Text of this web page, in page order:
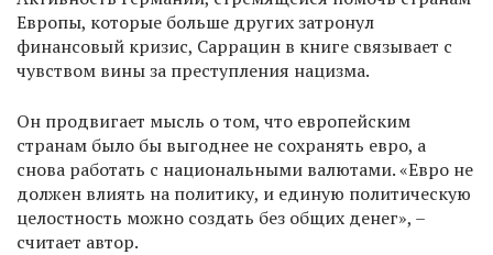
Европы, которые больше других затронул
финансовый кризис, Саррацин в книге связывает с
чувством вины за преступления нацизма.
Он продвигает мысль о том, что европейским
странам было бы выгоднее не сохранять евро, а
снова работать с национальными валютами. «Евро не
должен влиять на политику, и единую политическую
целостность можно создать без общих денег», –
считает автор.